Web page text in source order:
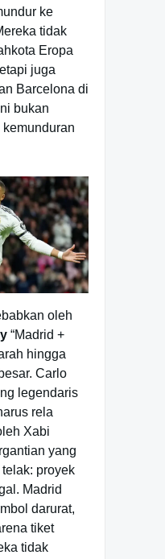
ke
tidak
Eropa
juga
Barcelona di
bukan
oleh
“Madrid +
hingga
Carlo
legendaris
rela
Xabi
yang
proyek
Madrid
darurat,
tiket
tidak